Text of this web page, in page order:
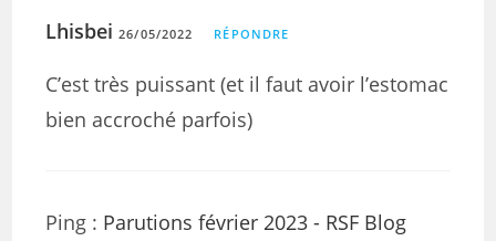
Lhisbei 26/05/2022 RÉPONDRE
C’est très puissant (et il faut avoir l’estomac
bien accroché parfois)
Ping : Parutions février 2023 - RSF Blog